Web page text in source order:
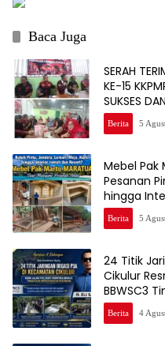
Baca Juga
SERAH
KE-15
SUKSES
KEUANGAN
Berita 5
Mebel Pak
Pesanan
hingga
Berita 5
24 Titik
Cikulur
BBWSC3
Berita 4